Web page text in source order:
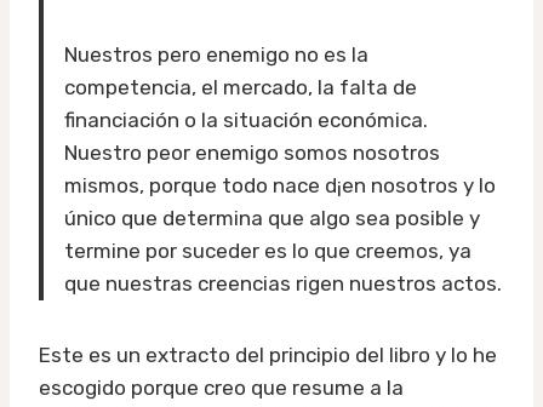
Nuestros pero enemigo no es la
competencia, el mercado, la falta de
financiación o la situación económica.
Nuestro peor enemigo somos nosotros
mismos, porque todo nace d¡en nosotros y lo
único que determina que algo sea posible y
termine por suceder es lo que creemos, ya
que nuestras creencias rigen nuestros actos.
Este es un extracto del principio del libro y lo he
escogido porque creo que resume a la